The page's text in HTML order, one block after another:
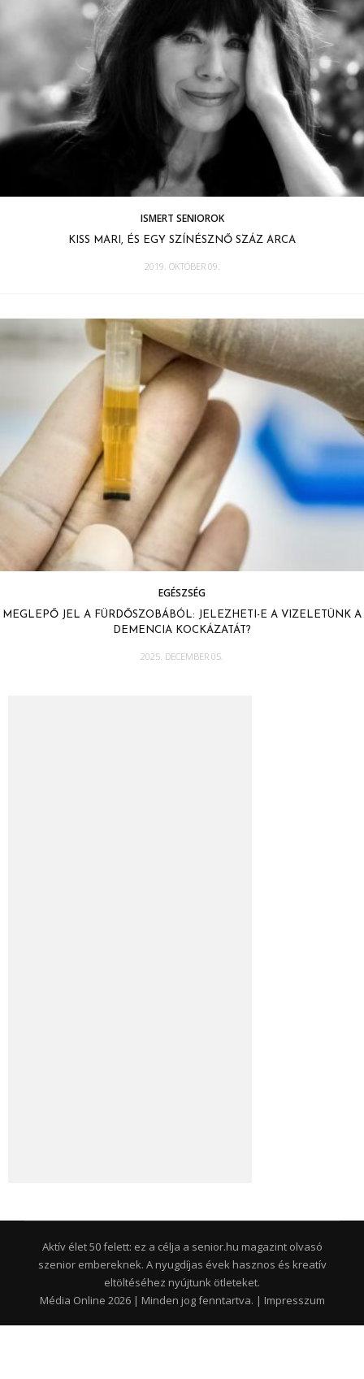
ISMERT SENIOROK
KISS MARI, ÉS EGY SZÍNÉSZNŐ SZÁZ ARCA
2019. OKTÓBER 09.
EGÉSZSÉG
MEGLEPŐ JEL A FÜRDŐSZOBÁBÓL: JELEZHETI-E A VIZELETÜNK A
DEMENCIA KOCKÁZATÁT?
2025. DECEMBER 05.
Aktív élet 50 felett: ez a célja a senior.hu magazint olvasó
szenior embereknek. A nyugdíjas évek hasznos és kreatív
eltöltéséhez nyújtunk ötleteket.
Média Online 2026 | Minden jog fenntartva. | Impresszum